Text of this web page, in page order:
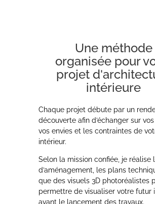
Une méthode
organisée pour
projet
intérieure
Chaque projet débute par un
découverte afin d’échanger sur vos
vos envies et les contraintes de
intérieur.
Selon la mission confiée, je réalise
d’aménagement, les plans
que des visuels 3D photoréalistes
permettre de visualiser votre futur
avant le lancement des travaux.